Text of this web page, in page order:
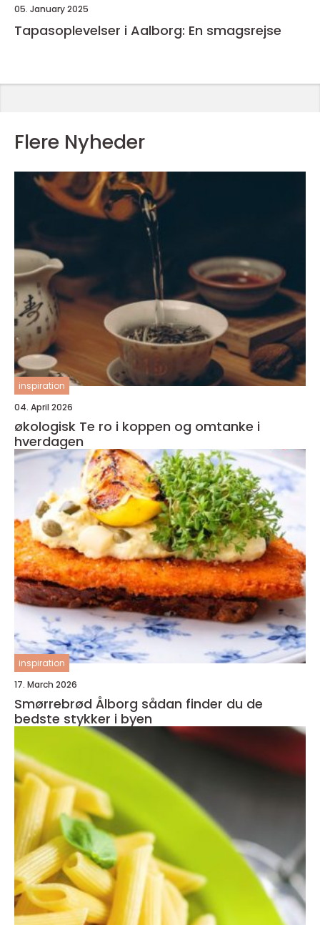
05. January 2025
Tapasoplevelser i Aalborg: En smagsrejse
Flere Nyheder
inspiration
04. April 2026
økologisk Te ro i koppen og omtanke i
hverdagen
inspiration
17. March 2026
Smørrebrød Ålborg sådan finder du de
bedste stykker i byen